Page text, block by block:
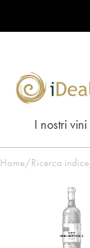
I nostri vini
Home/Ricerca indice